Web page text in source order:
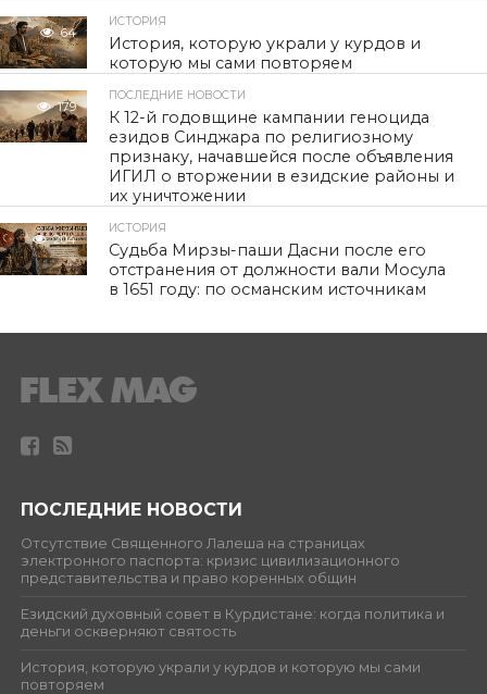
64
ИСТОРИЯ
История, которую украли у курдов и
которую мы сами повторяем
179
ПОСЛЕДНИЕ НОВОСТИ
К 12-й годовщине кампании геноцида
езидов Синджара по религиозному
признаку, начавшейся после объявления
ИГИЛ о вторжении в езидские районы и
их уничтожении
204
ИСТОРИЯ
Судьба Мирзы-паши Дасни после его
отстранения от должности вали Мосула
в 1651 году: по османским источникам
ПОСЛЕДНИЕ НОВОСТИ
Отсутствие Священного Лалеша на страницах
электронного паспорта: кризис цивилизационного
представительства и право коренных общин
Езидский духовный совет в Курдистане: когда политика и
деньги оскверняют святость
История, которую украли у курдов и которую мы сами
повторяем